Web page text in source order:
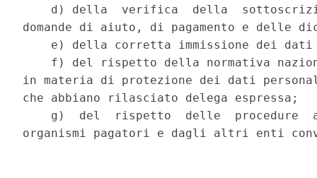
d) della  verifica  della
domande di aiuto, di pagamento e delle
e) della corretta immissione dei
f) del rispetto della normativa
in materia di protezione dei dati
che abbiano rilasciato delega espressa;
g)  del  rispetto  delle  procedure